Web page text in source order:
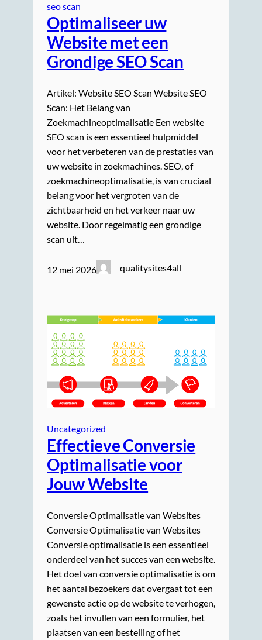
seo scan
Optimaliseer uw
Website met een
Grondige SEO Scan
Artikel: Website SEO Scan Website SEO
Scan: Het Belang van
Zoekmachineoptimalisatie Een website
SEO scan is een essentieel hulpmiddel
voor het verbeteren van de prestaties van
uw website in zoekmachines. SEO, of
zoekmachineoptimalisatie, is van cruciaal
belang voor het vergroten van de
zichtbaarheid en het verkeer naar uw
website. Door regelmatig een grondige
scan uit…
12 mei 2026 qualitysites4all
Uncategorized
Effectieve Conversie
Optimalisatie voor
Jouw Website
Conversie Optimalisatie van Websites
Conversie Optimalisatie van Websites
Conversie optimalisatie is een essentieel
onderdeel van het succes van een website.
Het doel van conversie optimalisatie is om
het aantal bezoekers dat overgaat tot een
gewenste actie op de website te verhogen,
zoals het invullen van een formulier, het
plaatsen van een bestelling of het